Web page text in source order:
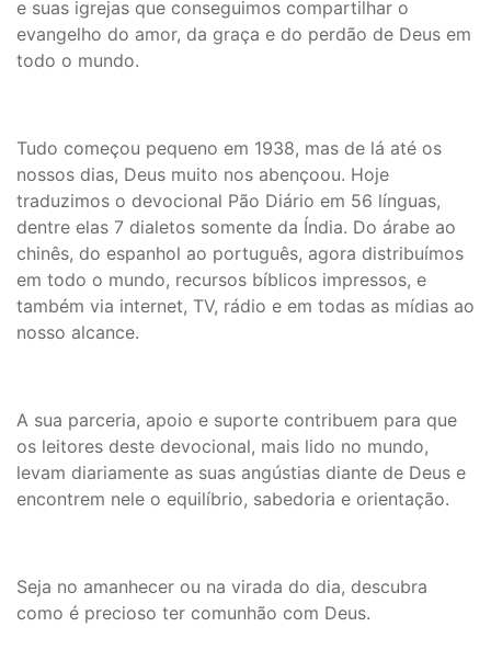
e suas igrejas que conseguimos compartilhar o
evangelho do amor, da graça e do perdão de Deus em
todo o mundo.
Tudo começou pequeno em 1938, mas de lá até os
nossos dias, Deus muito nos abençoou. Hoje
traduzimos o devocional Pão Diário em 56 línguas,
dentre elas 7 dialetos somente da Índia. Do árabe ao
chinês, do espanhol ao português, agora distribuímos
em todo o mundo, recursos bíblicos impressos, e
também via internet, TV, rádio e em todas as mídias ao
nosso alcance.
A sua parceria, apoio e suporte contribuem para que
os leitores deste devocional, mais lido no mundo,
levam diariamente as suas angústias diante de Deus e
encontrem nele o equilíbrio, sabedoria e orientação.
Seja no amanhecer ou na virada do dia, descubra
como é precioso ter comunhão com Deus.